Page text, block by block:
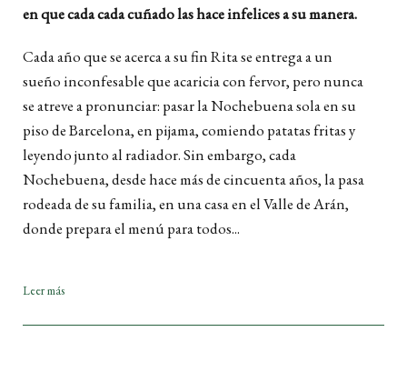
en que cada cada cuñado las hace infelices a su manera.
Cada año que se acerca a su fin Rita se entrega a un
sueño inconfesable que acaricia con fervor, pero nunca
se atreve a pronunciar: pasar la Nochebuena sola en su
piso de Barcelona, en pijama, comiendo patatas fritas y
leyendo junto al radiador. Sin embargo, cada
Nochebuena, desde hace más de cincuenta años, la pasa
rodeada de su familia, en una casa en el Valle de Arán,
donde prepara el menú para todos...
Leer más